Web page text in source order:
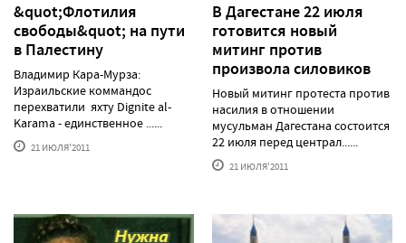
&quot;Флотилия
свободы&quot; на пути
в Палестину
Владимир Кара-Мурза:
Израильские коммандос
перехватили яхту Dignite al-
Karama - единственное ......
21 ИЮЛЯ'2011
В Дагестане 22 июля
готовится новый
митинг против
произвола силовиков
Новый митинг протеста против
насилия в отношении
мусульман Дагестана состоится
22 июля перед централ......
21 ИЮЛЯ'2011